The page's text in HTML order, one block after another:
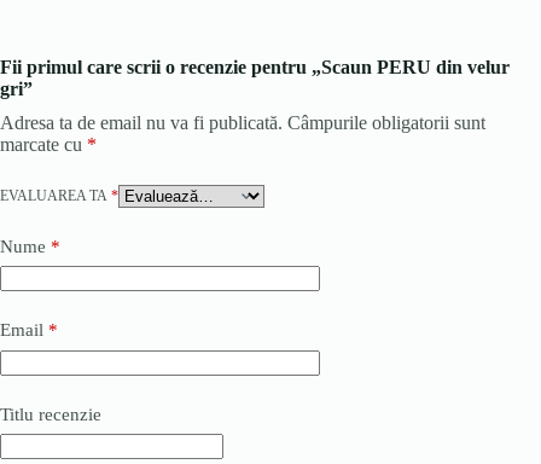
Fii primul care scrii o recenzie pentru „Scaun PERU din velur
gri”
Adresa ta de email nu va fi publicată. Câmpurile obligatorii sunt
marcate cu *
EVALUAREA TA *
Nume *
Email *
Titlu recenzie